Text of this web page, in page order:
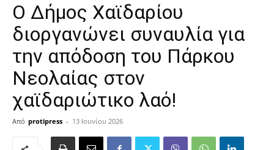
Ο Δήμος Χαϊδαρίου
διοργανώνει συναυλία για
την απόδοση του Πάρκου
Νεολαίας στον
χαϊδαριώτικο λαό!
Από protipress - 13 Ιουνίου 2026